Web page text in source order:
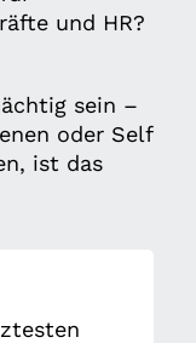
und HR?
sein –
oder Self
ist das